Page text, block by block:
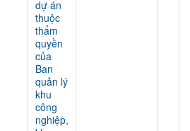
dự án
thuộc
thẩm
quyền
của
Ban
quản lý
khu
công
nghiệp,